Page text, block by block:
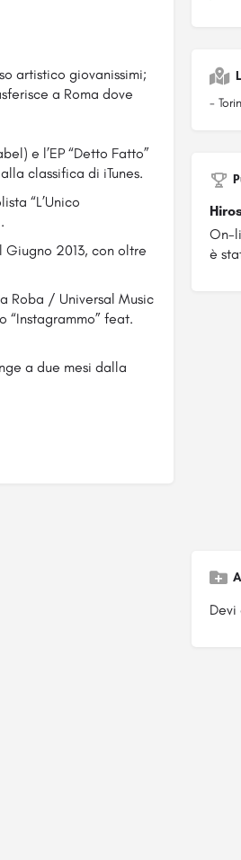
artistico giovanissimi;
a Roma dove
e l’EP “Detto Fatto”
classifica di iTunes.
“L’Unico
2013, con oltre
Roba / Universal Music
“Instagrammo” feat.
a due mesi dalla
-
On-
è